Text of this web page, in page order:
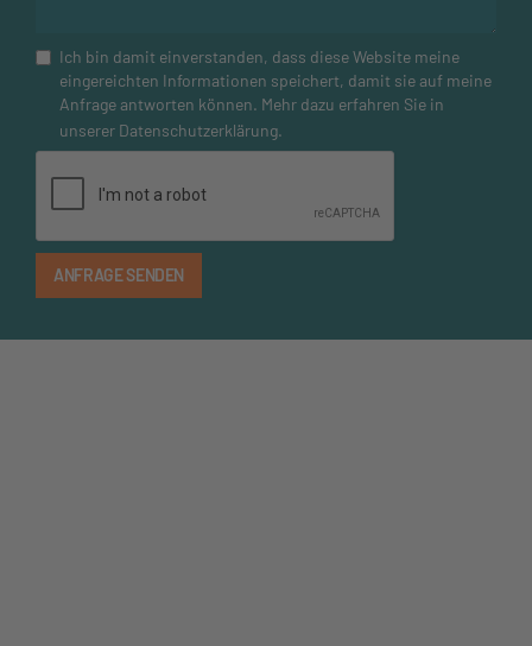
Ich bin damit einverstanden, dass diese Website meine
eingereichten Informationen speichert, damit sie auf meine
Anfrage antworten können. Mehr dazu erfahren Sie in
unserer Datenschutzerklärung.